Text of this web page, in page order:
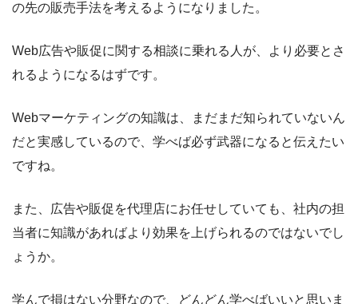
の先の販売手法を考えるようになりました。
Web広告や販促に関する相談に乗れる人が、より必要とさ
れるようになるはずです。
Webマーケティングの知識は、まだまだ知られていないん
だと実感しているので、学べば必ず武器になると伝えたい
ですね。
また、広告や販促を代理店にお任せしていても、社内の担
当者に知識があればより効果を上げられるのではないでし
ょうか。
学んで損はない分野なので、どんどん学べばいいと思いま